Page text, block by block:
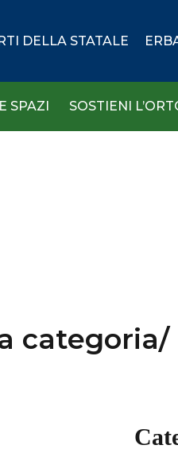
DELLA STATALE
SPAZI SOSTIENI